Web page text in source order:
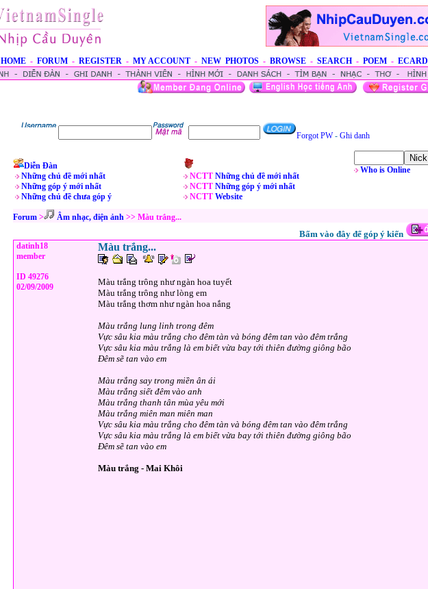
HOME - FORUM - REGISTER - MY ACCOUNT - NEW PHOTOS - BROWSE - SEARCH - POEM - ECARD
Forgot PW- Ghi danh
Diễn Đàn
Những chủ đề mới nhất
Những góp ý mới nhất
Những chủ đề chưa góp ý
NCTT Những chủ đề mới nhất
NCTT Những góp ý mới nhất
NCTT Website
Who is Online
Forum > Âm nhạc, điện ảnh >> Màu trắng...
Bấm vào đây để góp ý kiến
datinh18
member
ID 49276
02/09/2009
Màu trắng...
Màu trắng trông như ngàn hoa tuyết
Màu trắng trông như lòng em
Màu trắng thơm như ngàn hoa nắng
Màu trắng lung linh trong đêm
Vực sâu kia màu trắng cho đêm tàn và bóng đêm tan vào đêm trắng
Vực sâu kia màu trắng là em biết vừa bay tới thiên đường giông bão
Đêm sẽ tan vào em
Màu trắng say trong miền ân ái
Màu trắng siết đêm vào anh
Màu trắng thanh tân mùa yêu mới
Màu trắng miên man miên man
Vực sâu kia màu trắng cho đêm tàn và bóng đêm tan vào đêm trắng
Vực sâu kia màu trắng là em biết vừa bay tới thiên đường giông bão
Đêm sẽ tan vào em
Màu trắng - Mai Khôi